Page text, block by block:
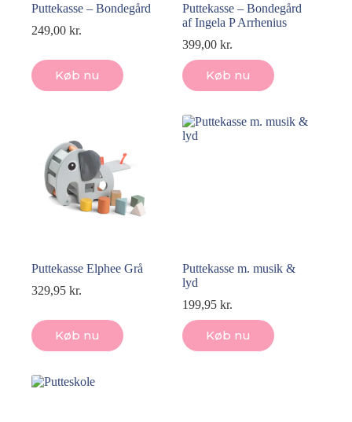
Puttekasse – Bondegård
249,00 kr.
Køb nu
Puttekasse – Bondegård
af Ingela P Arrhenius
399,00kr.
Køb nu
Puttekasse Elphee Grå
329,95 kr.
Køb nu
Puttekasse m. musik &
lyd
199,95kr.
Køb nu